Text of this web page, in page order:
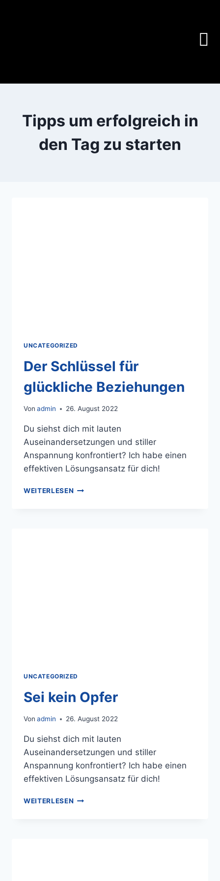
Tipps um erfolgreich in
den Tag zu starten
UNCATEGORIZED
Der Schlüssel für
glückliche Beziehungen
Von admin 26. August 2022
Du siehst dich mit lauten
Auseinandersetzungen und stiller
Anspannung konfrontiert? Ich habe einen
effektiven Lösungsansatz für dich!
WEITERLESEN
UNCATEGORIZED
Sei kein Opfer
Von admin 26. August 2022
Du siehst dich mit lauten
Auseinandersetzungen und stiller
Anspannung konfrontiert? Ich habe einen
effektiven Lösungsansatz für dich!
WEITERLESEN